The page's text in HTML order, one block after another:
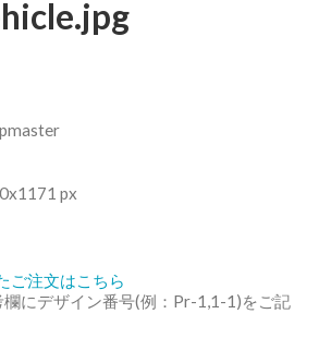
px
ご注文はこちら
にデザイン番号(例：Pr-1,1-1)をご記